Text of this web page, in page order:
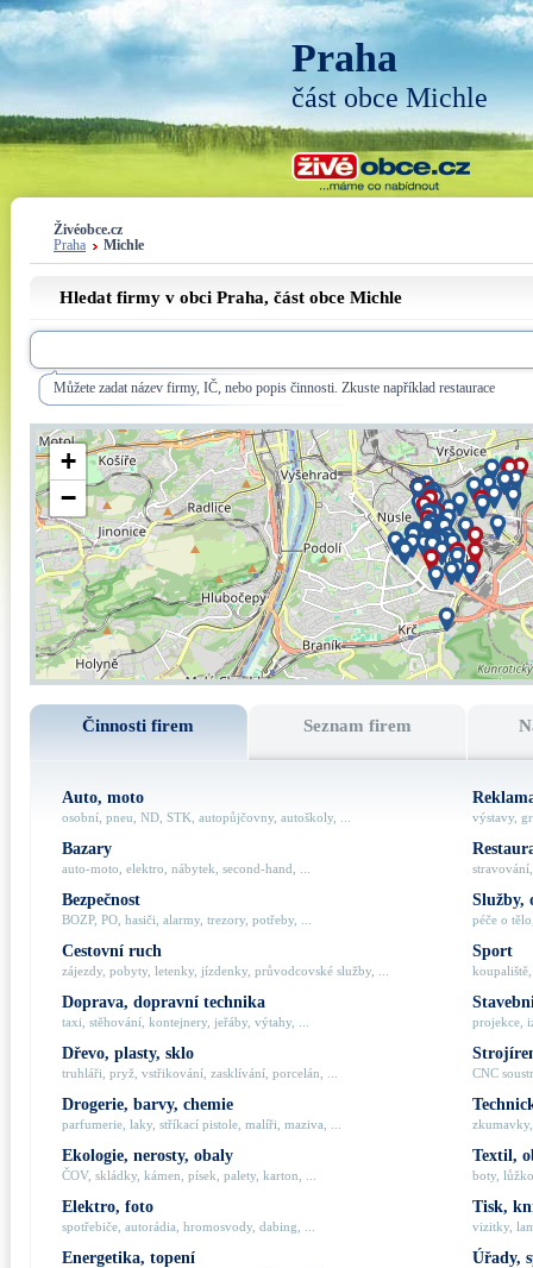
Praha
část obce Michle
Živéobce.cz
Praha
Michle
Hledat firmy v obci Praha, část obce Michle
Můžete zadat název firmy, IČ, nebo popis činnosti. Zkuste například restaurace
+
−
Činnosti firem Seznam firem
Auto, moto
osobní, pneu, ND, STK, autopůjčovny, autoškoly, ...
Bazary
auto-moto, elektro, nábytek, second-hand, ...
Bezpečnost
BOZP, PO, hasiči, alarmy, trezory, potřeby, ...
Cestovní ruch
zájezdy, pobyty, letenky, jízdenky, průvodcovské služby, ...
Doprava, dopravní technika
taxi, stěhování, kontejnery, jeřáby, výtahy, ...
Dřevo, plasty, sklo
truhláři, pryž, vstřikování, zasklívání, porcelán, ...
Drogerie, barvy, chemie
parfumerie, laky, stříkací pistole, malíři, maziva, ...
Ekologie, nerosty, obaly
ČOV, skládky, kámen, písek, palety, karton, ...
Elektro, foto
spotřebiče, autorádia, hromosvody, dabing, ...
Energetika, topení
výstavy,
Služby,
péče o
Sport
projekce,
CNC
Textil,
boty,
Tisk,
vizitky,
Úřady,